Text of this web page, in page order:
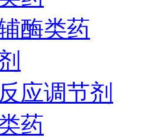
酶类药
应调节剂
药